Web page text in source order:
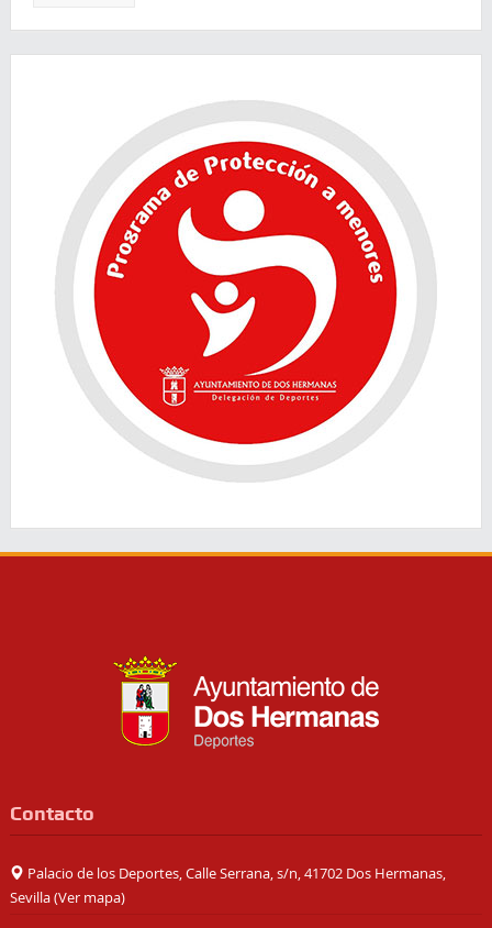
Contacto
Palacio de los Deportes, Calle Serrana, s/n, 41702 Dos Hermanas,
Sevilla (Ver mapa)